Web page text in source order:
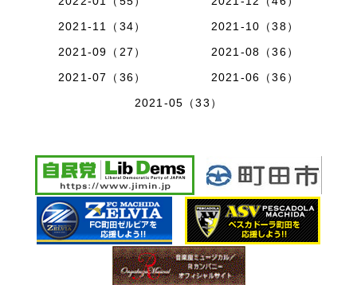
2021-11（34）
2021-10（38）
2021-09（27）
2021-08（36）
2021-07（36）
2021-06（36）
2021-05（33）